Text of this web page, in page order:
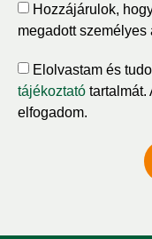
Hozzájárulok,
megadott
Elolvastam és
tájékoztató tartalmát.
elfogadom.